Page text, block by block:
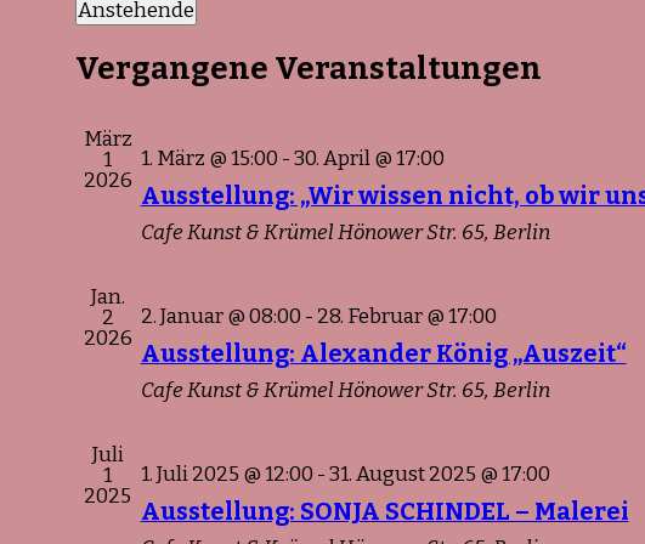
Anstehende
wählen.
Vergangene Veranstaltungen
März
1
2026
1. März @ 15:00 -30. April @ 17:00
Ausstellung: „Wir wissen nicht, ob wir
Cafe Kunst & KrümelHönower Str. 65, Berlin
Jan.
2
2026
2. Januar @ 08:00 - 28. Februar @ 17:00
Ausstellung: Alexander König „Auszeit“
Cafe Kunst & KrümelHönower Str. 65, Berlin
Juli
1
2025
1. Juli 2025 @ 12:00 -31. August 2025 @ 17:00
Ausstellung: SONJA SCHINDEL – Malerei